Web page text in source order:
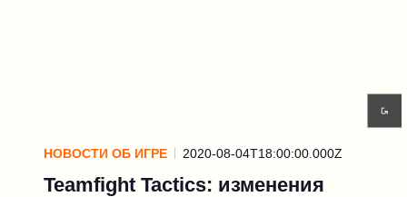
НОВОСТИ ОБ ИГРЕ 2020-08-04T18:00:00.000Z
Teamfight Tactics: изменения